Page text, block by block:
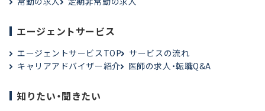
エージェントサービス
エージェントサービスTOP
サービスの流れ
キャリアアドバイザー紹介
医師の求人・転職Q&A
知りたい・聞きたい